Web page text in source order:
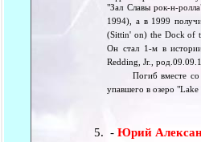
"Зал Славы рок-н-
1994), а в 1999
(Sittin' on) the Dock of
Он стал 1-м в
Redding, Jr.,
Погиб вместе со
упавшего в озеро
-Юрий